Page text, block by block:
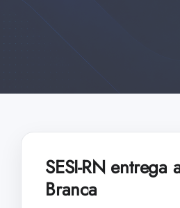
SESI-RN entrega
Branca